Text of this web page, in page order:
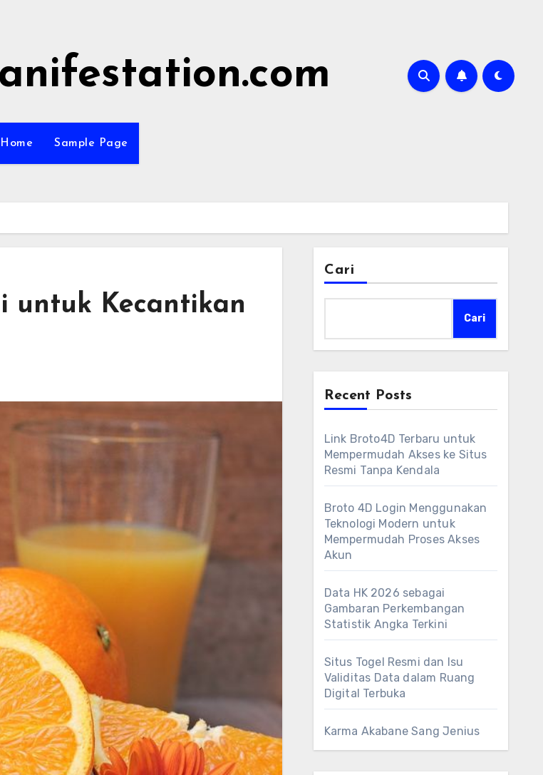
Home Sample Page
untuk Kecantikan
Cari
Cari
Recent Posts
Link Broto4D Terbaru untuk
Mempermudah Akses ke Situs
Resmi Tanpa Kendala
Broto 4D Login Menggunakan
Teknologi Modern untuk
Mempermudah Proses Akses
Akun
Data HK 2026 sebagai
Gambaran Perkembangan
Statistik Angka Terkini
Situs Togel Resmi dan Isu
Validitas Data dalam Ruang
Digital Terbuka
Karma Akabane Sang Jenius